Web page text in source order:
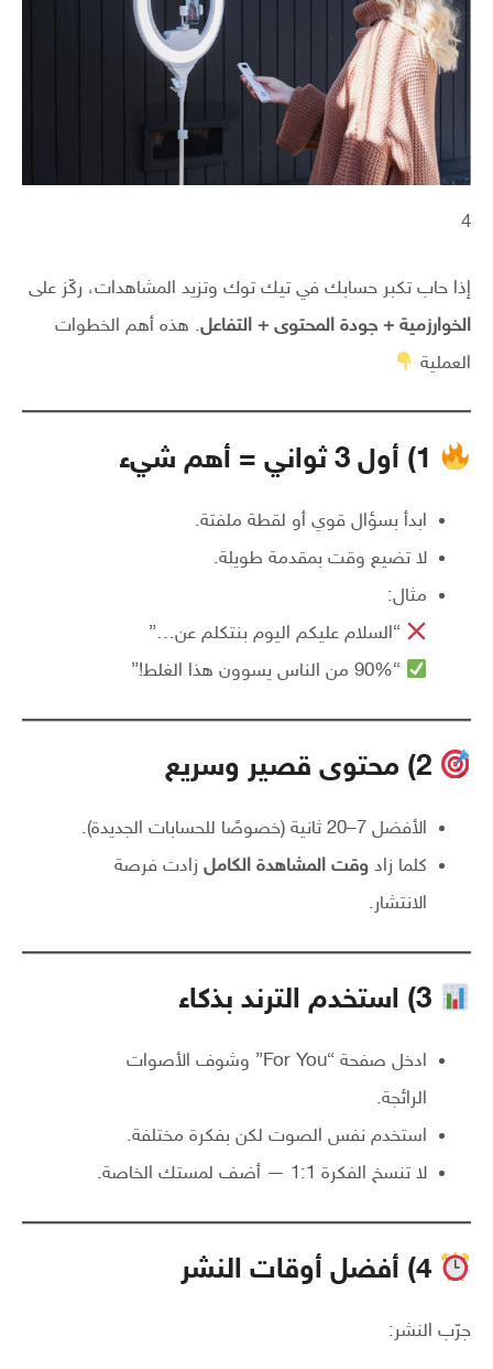
4
إذا حاب تكبر حسابك في تيك توك وتزيد المشاهدات، ركّز على
الخوارزمية + جودة المحتوى + التفاعل. هذه أهم الخطوات
العملية
ابدأ بسؤال قوي أو لقطة ملفتة.
لا تضيع وقت بمقدمة طويلة.
مثال:
“السلام عليكم اليوم بنتكلم عن…”
“90% من الناس يسوون هذا الغلط!”
2) محتوى قصير وسريع
الأفضل 7–20 ثانية (خصوصًا للحسابات الجديدة).
كلما زاد وقت المشاهدة الكامل زادت فرصة
الانتشار.
3) استخدم الترند بذكاء
ادخل صفحة “For You” وشوف الأصوات
الرائجة.
استخدم نفس الصوت لكن بفكرة مختلفة.
لا تنسخ الفكرة 1:1 — أضف لمستك الخاصة.
4) أفضل أوقات النشر
جرّب النشر: